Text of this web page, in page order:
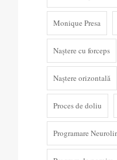
Monique Presa
Naștere cu forceps
Naștere orizontală
Proces de doliu
Programare